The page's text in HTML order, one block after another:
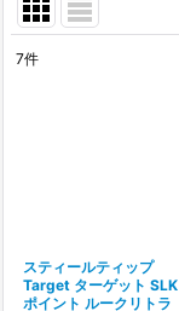
7件
スティールティップ
Target ターゲット SLK
ポイント ルークリトラ